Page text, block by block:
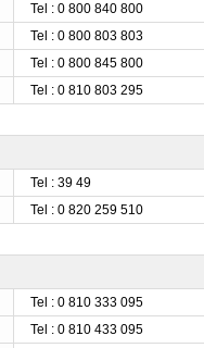
Tel : 0 800 840 800
Tel : 0 800 803 803
Tel : 0 800 845 800
Tel : 0 810 803 295
Tel : 39 49
Tel : 0 820 259 510
Tel : 0 810 333 095
Tel : 0 810 433 095